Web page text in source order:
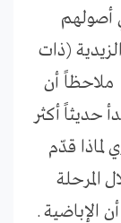
أصولهم
(ذات
ملاحظاً أن
حديثاً أكثر
لماذا قدّم
المرحلة
الإباضية ـ